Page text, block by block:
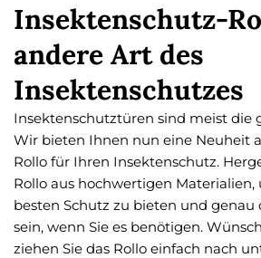
Insektenschutz-
andere Art des
Insektenschutzes
Insektenschutztüren sind meist die
Wir bieten Ihnen nun eine Neuheit
Rollo für Ihren Insektenschutz.
Rollo aus hochwertigen
besten Schutz zu bieten und genau
sein, wenn Sie es benötigen.
ziehen Sie das Rollo einfach nach